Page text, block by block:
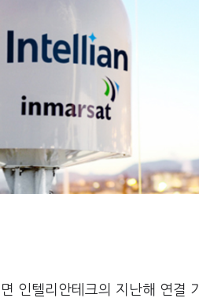
인텔리안테크의 지난해 연결